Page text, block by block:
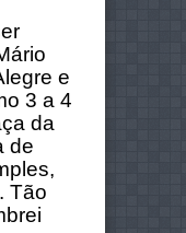
e
3 a 4
da
de
Tão